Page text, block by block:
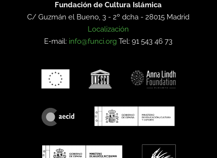
Fundación de Cultura Islámica
C/ Guzmán el Bueno, 3 - 2º dcha -28015 Madrid
Localización
E-mail: info@funci.org Tel: 91 543 46 73